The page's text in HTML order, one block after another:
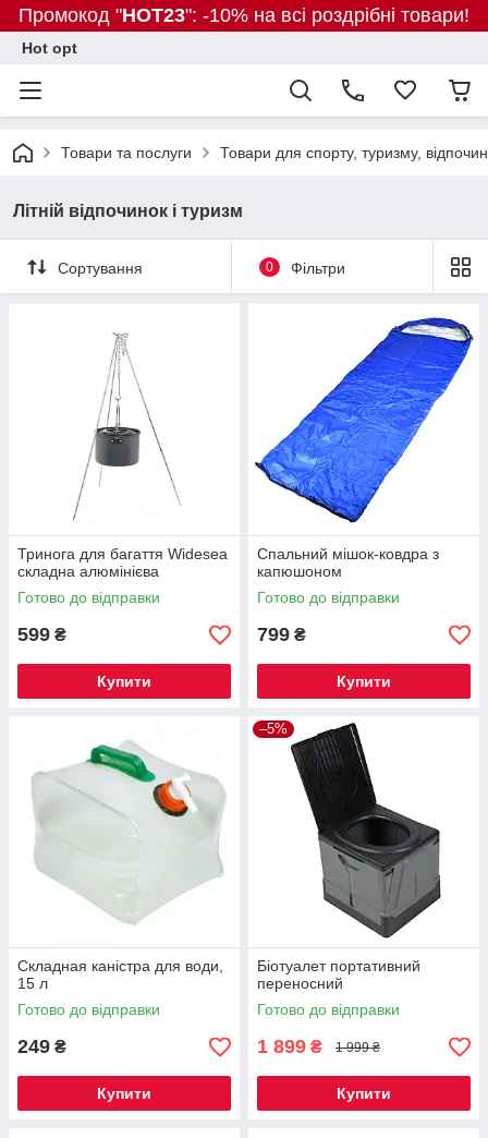
Промокод "HOT23": -10% на всі роздрібні товари!
Hot opt
Товари та послуги Товари для спорту, туризму,
Літній відпочинок і туризм
Сортування 0 Фільтри
Тринога для багаття Widesea
складна алюмінієва
Готово до відправки
599 ₴
Купити
Спальний мішок-ковдра з
капюшоном
Готово до відправки
799 ₴
Купити
Складная каністра для води,
15 л
Готово до відправки
249 ₴
Купити
–5%
Біотуалет портативний
переносний
Готово до відправки
1 899 ₴ 1 999 ₴
Купити